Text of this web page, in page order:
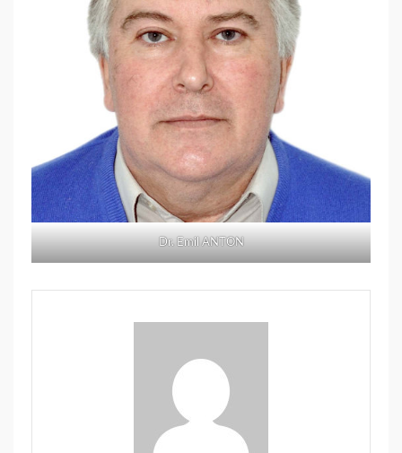
Dr. Emil ANTON